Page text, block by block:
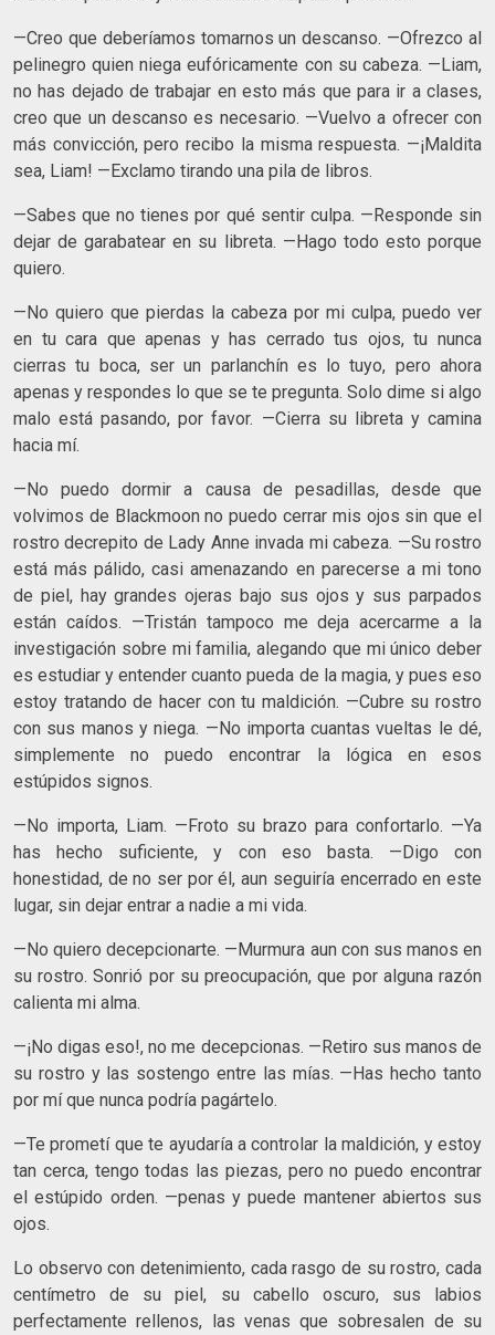
—Creo que deberíamos tomarnos un descanso. —Ofrezco al
pelinegro quien niega eufóricamente con su cabeza. —Liam,
no has dejado de trabajar en esto más que para ir a clases,
creo que un descanso es necesario. —Vuelvo a ofrecer con
más convicción, pero recibo la misma respuesta. —¡Maldita
sea, Liam! —Exclamo tirando una pila de libros.
—Sabes que no tienes por qué sentir culpa. —Responde sin
dejar de garabatear en su libreta. —Hago todo esto porque
quiero.
—No quiero que pierdas la cabeza por mi culpa, puedo ver
en tu cara que apenas y has cerrado tus ojos, tu nunca
cierras tu boca, ser un parlanchín es lo tuyo, pero ahora
apenas y respondes lo que se te pregunta. Solo dime si algo
malo está pasando, por favor. —Cierra su libreta y camina
hacia mí.
—No puedo dormir a causa de pesadillas, desde que
volvimos de Blackmoon no puedo cerrar mis ojos sin que el
rostro decrepito de Lady Anne invada mi cabeza. —Su rostro
está más pálido, casi amenazando en parecerse a mi tono
de piel, hay grandes ojeras bajo sus ojos y sus parpados
están caídos. —Tristán tampoco me deja acercarme a la
investigación sobre mi familia, alegando que mi único deber
es estudiar y entender cuanto pueda de la magia, y pues eso
estoy tratando de hacer con tu maldición. —Cubre su rostro
con sus manos y niega. —No importa cuantas vueltas le dé,
simplemente no puedo encontrar la lógica en esos
estúpidos signos.
—No importa, Liam. —Froto su brazo para confortarlo. —Ya
has hecho suficiente, y con eso basta. —Digo con
honestidad, de no ser por él, aun seguiría encerrado en este
lugar, sin dejar entrar a nadie a mi vida.
—No quiero decepcionarte. —Murmura aun con sus manos en
su rostro. Sonrió por su preocupación, que por alguna razón
calienta mi alma.
—¡No digas eso!, no me decepcionas. —Retiro sus manos de
su rostro y las sostengo entre las mías. —Has hecho tanto
por mí que nunca podría pagártelo.
—Te prometí que te ayudaría a controlar la maldición, y estoy
tan cerca, tengo todas las piezas, pero no puedo encontrar
el estúpido orden. —penas y puede mantener abiertos sus
ojos.
Lo observo con detenimiento, cada rasgo de su rostro, cada
centímetro de su piel, su cabello oscuro, sus labios
perfectamente rellenos, las venas que sobresalen de su